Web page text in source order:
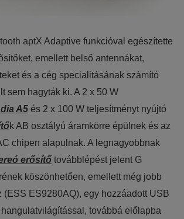
aptX Adaptive funkcióval egészítette
emellett belső antennákat,
és a cég specialitásának számító
sem hagyták ki. A 2 x 50 W
A5 és 2 x 100 W teljesítményt nyújtó
k AB osztályú áramkörre épülnek és az
chipen alapulnak. A legnagyobbnak
erősítő továbblépést jelent G
köszönhetően, emellett még jobb
(ESS ES9280AQ), egy hozzáadott USB
továbbá előlapba